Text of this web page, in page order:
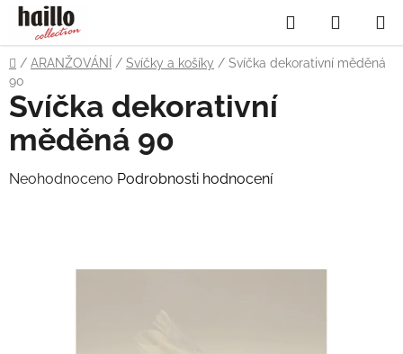
Přejít
obsah
Hledat
KOŠÍK
Domů
/ ARANŽOVÁNÍ / Svíčky a košíky / Svíčka dekorativní měděná
90
Svíčka dekorativní
měděná 90
Průměrné
Neohodnoceno Podrobnosti hodnocení